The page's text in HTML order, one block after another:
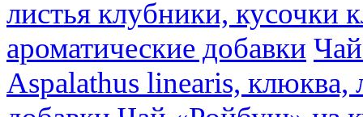
листья клубники, кусочки
ароматические добавки
Aspalathus linearis, клюква,